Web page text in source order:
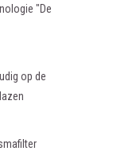
"De
op de